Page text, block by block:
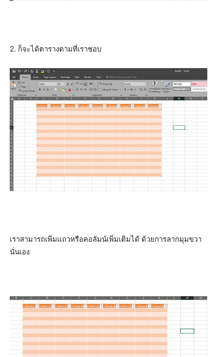
2. ก็จะได้ตารางตามที่เราชอบ
เราสามารถเพิ่มแถวหรือคอลัมน์เพิ่มเติมได้ ด้วยการลากมุมขวา
นั่นเอง